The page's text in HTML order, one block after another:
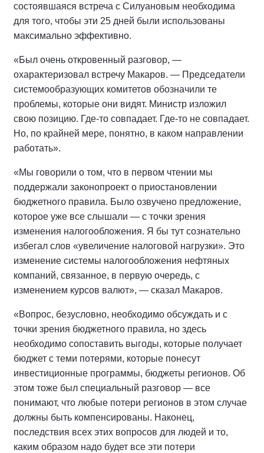
состоявшаяся встреча с Силуановым необходима
для того, чтобы эти 25 дней были использованы
максимально эффективно.
«Был очень откровенный разговор, —
охарактеризовал встречу Макаров. — Председатели
системообразующих комитетов обозначили те
проблемы, которые они видят. Министр изложил
свою позицию. Где-то совпадает. Где-то не совпадает.
Но, по крайней мере, понятно, в каком направлении
работать».
«Мы говорили о том, что в первом чтении мы
поддержали законопроект о приостановлении
бюджетного правила. Было озвучено предложение,
которое уже все слышали — с точки зрения
изменения налогообложения. Я бы тут сознательно
избегал слов «увеличение налоговой нагрузки». Это
изменение системы налогообложения нефтяных
компаний, связанное, в первую очередь, с
изменением курсов валют», — сказал Макаров.
«Вопрос, безусловно, необходимо обсуждать и с
точки зрения бюджетного правила, но здесь
необходимо сопоставить выгоды, которые получает
бюджет с теми потерями, которые понесут
инвестиционные программы, бюджеты регионов. Об
этом тоже был специальный разговор — все
понимают, что любые потери регионов в этом случае
должны быть компенсированы. Наконец,
последствия всех этих вопросов для людей и то,
каким образом надо будет все эти потери